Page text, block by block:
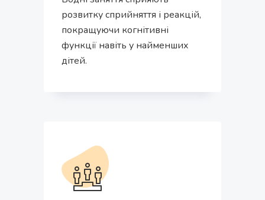
розвитку сприйняття і реакцій,
покращуючи когнітивні
функції навіть у найменших
дітей.